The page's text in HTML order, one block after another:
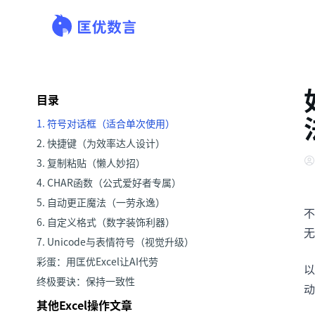
目录
1. 符号对话框（适合单次使用）
2. 快捷键（为效率达人设计）
3. 复制粘贴（懒人妙招）
4. CHAR函数（公式爱好者专属）
5. 自动更正魔法（一劳永逸）
6. 自定义格式（数字装饰利器）
7. Unicode与表情符号（视觉升级）
彩蛋：用匡优Excel让AI代劳
终极要诀：保持一致性
其他Excel操作文章